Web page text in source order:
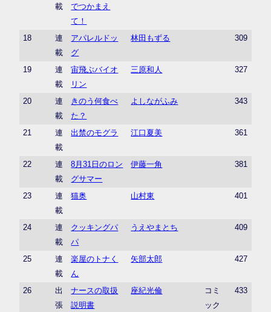
載
でつかまえ
て！
18
連
載
アパレルドッ
グ
林田もずる 309
19
連
載
宙飛ぶバイオ
リン
三原和人 327
20
連
載
きのう何食べ
た？
よしながふみ 343
21
連
載
出禁のモグラ 江口夏美 361
22
連
載
8月31日のロン
グサマー
伊藤一角 381
23
連
載
猫奥 山村東 401
24
連
載
クッキングパ
パ
うえやまとち 409
25
連
載
楽屋のトナく
ん
矢部太郎 427
26
出
張
ナースの取扱
説明書
座紀光倫
コミ
ック
433